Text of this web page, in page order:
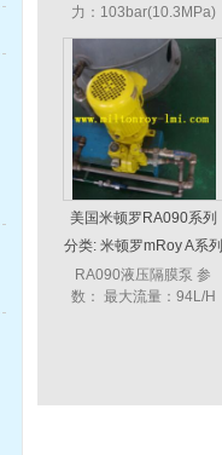
力：103bar(10.3MPa)
电机功率：0.75KW 调节
方式：手动，电动，调频
控制 冲程次数：120...
美国米顿罗RA090系列
液压隔膜计量泵
分类: 米顿罗mRoy A系列
RA090液压隔膜泵 参
数： 最大流量：94L/H